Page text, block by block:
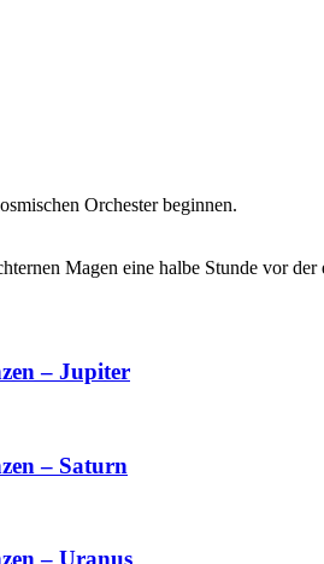
Orchester beginnen.
Magen eine halbe Stunde vor
– Jupiter
– Saturn
– Uranus